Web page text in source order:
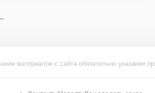
материалов с сайта обязательно указание